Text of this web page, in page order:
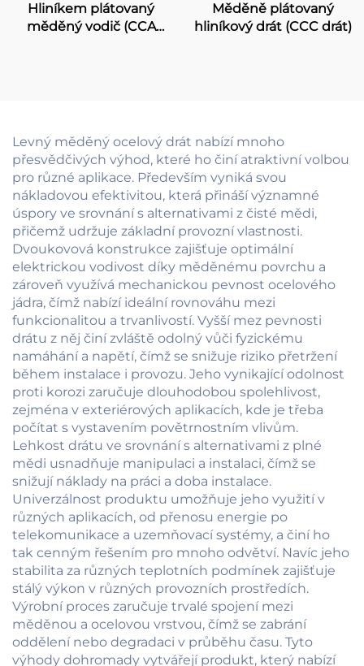
Hliníkem plátovaný
měděný vodič (CCA
Měděně plátovaný
hliníkový drát (CCC drát)
Levný měděný ocelový drát nabízí mnoho
přesvědčivých výhod, které ho činí atraktivní volbou
pro různé aplikace. Především vyniká svou
nákladovou efektivitou, která přináší významné
úspory ve srovnání s alternativami z čisté mědi,
přičemž udržuje základní provozní vlastnosti.
Dvoukovová konstrukce zajišťuje optimální
elektrickou vodivost díky měděnému povrchu a
zároveň využívá mechanickou pevnost ocelového
jádra, čímž nabízí ideální rovnováhu mezi
funkcionalitou a trvanlivostí. Vyšší mez pevnosti
drátu z něj činí zvláště odolný vůči fyzickému
namáhání a napětí, čímž se snižuje riziko přetržení
během instalace i provozu. Jeho vynikající odolnost
proti korozi zaručuje dlouhodobou spolehlivost,
zejména v exteriérových aplikacích, kde je třeba
počítat s vystavením povětrnostním vlivům.
Lehkost drátu ve srovnání s alternativami z plné
mědi usnadňuje manipulaci a instalaci, čímž se
snižují náklady na práci a doba instalace.
Univerzálnost produktu umožňuje jeho využití v
různých aplikacích, od přenosu energie po
telekomunikace a uzemňovací systémy, a činí ho
tak cenným řešením pro mnoho odvětví. Navíc jeho
stabilita za různých teplotních podmínek zajišťuje
stálý výkon v různých provozních prostředích.
Výrobní proces zaručuje trvalé spojení mezi
měděnou a ocelovou vrstvou, čímž se zabrání
oddělení nebo degradaci v průběhu času. Tyto
výhody dohromady vytvářejí produkt, který nabízí